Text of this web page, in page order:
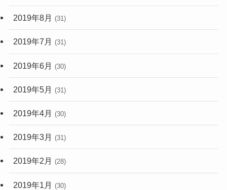
2019年8月 (31)
2019年7月 (31)
2019年6月 (30)
2019年5月 (31)
2019年4月 (30)
2019年3月 (31)
2019年2月 (28)
2019年1月 (30)